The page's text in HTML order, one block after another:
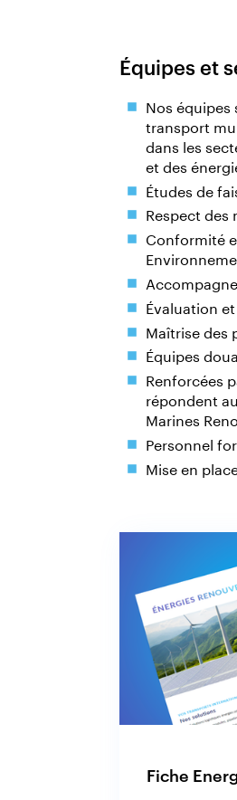
Équipes et
Nos
transport
dans les
et des
Études de
Respect des
Conformité
Évaluation
Maîtrise des
Équipes
Renforcées
répondent
Marines
Personnel
Mise en
Fiche